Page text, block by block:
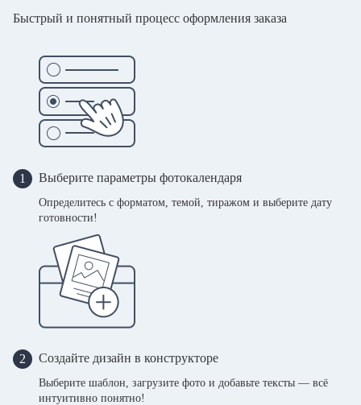
Быстрый и понятный процесс оформления заказа
1 Выберите параметры фотокалендаря
Определитесь с форматом, темой, тиражом и выберите дату
готовности!
2 Создайте дизайн в конструкторе
Выберите шаблон, загрузите фото и добавьте тексты — всё
интуитивно понятно!